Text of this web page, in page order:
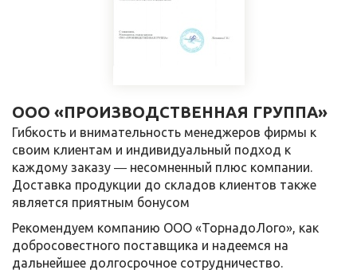
ООО «ПРОИЗВОДСТВЕННАЯ ГРУППА»
Гибкость и внимательность менеджеров фирмы к
своим клиентам и индивидуальный подход к
каждому заказу ― несомненный плюс компании.
Доставка продукции до складов клиентов также
является приятным бонусом
Рекомендуем компанию ООО «ТорнадоЛого», как
добросовестного поставщика и надеемся на
дальнейшее долгосрочное сотрудничество.